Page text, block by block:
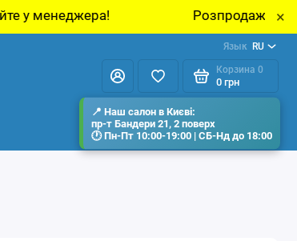
Розпродаж виставкових зразків×
Язык RU
Корзина 0
0 грн